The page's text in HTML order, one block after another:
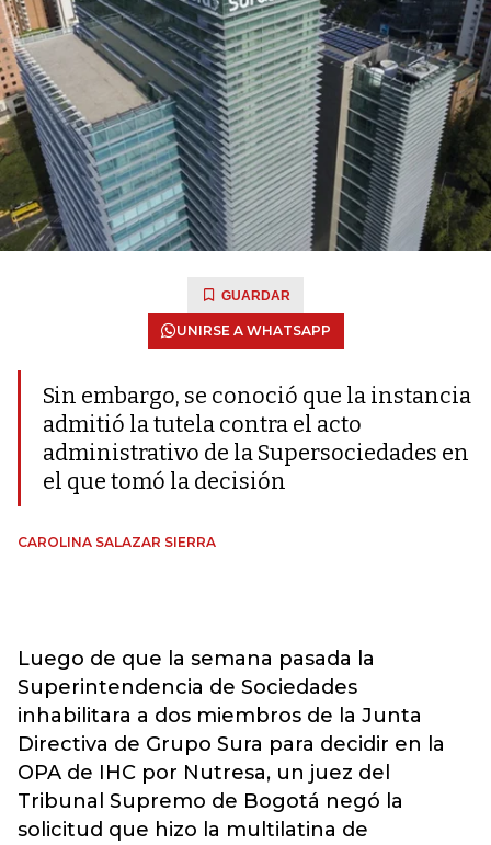
GUARDAR
UNIRSE A WHATSAPP
Sin embargo, se conoció que la instancia
admitió la tutela contra el acto
administrativo de la Supersociedades en
el que tomó la decisión
CAROLINA SALAZAR SIERRA
Luego de que la semana pasada la
Superintendencia de Sociedades
inhabilitara a dos miembros de la Junta
Directiva de Grupo Sura para decidir en la
OPA de IHC por Nutresa, un juez del
Tribunal Supremo de Bogotá negó la
solicitud que hizo la multilatina de